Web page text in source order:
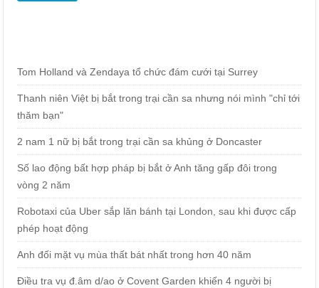
Tom Holland và Zendaya tổ chức đám cưới tại Surrey
Thanh niên Việt bị bắt trong trại cần sa nhưng nói mình "chỉ tới
thăm bạn"
2 nam 1 nữ bị bắt trong trại cần sa khủng ở Doncaster
Số lao động bất hợp pháp bị bắt ở Anh tăng gấp đôi trong
vòng 2 năm
Robotaxi của Uber sắp lăn bánh tại London, sau khi được cấp
phép hoạt động
Anh đối mặt vụ mùa thất bát nhất trong hơn 40 năm
Điều tra vụ đ.âm d/ao ở Covent Garden khiến 4 người bị